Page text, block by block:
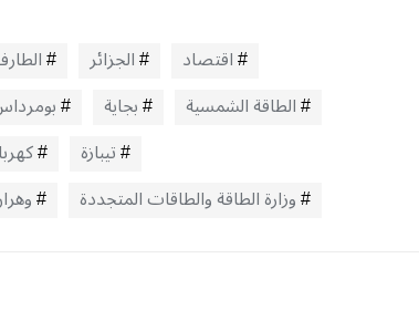
اقتصاد الجزائر
الطاقة الشمسية
بجاية
تيبازة
وزارة الطاقة والطاقات المتجددة